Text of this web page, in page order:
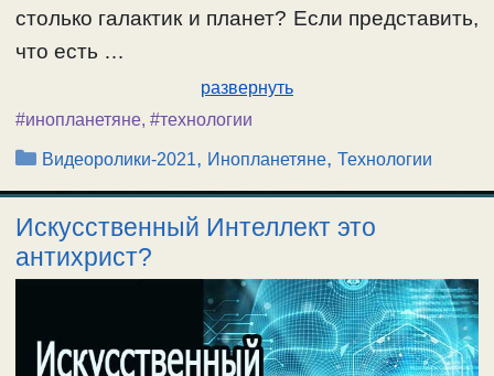
столько галактик и планет? Если представить,
что есть …
развернуть
#инопланетяне, #технологии
Рубрики
Видеоролики-2021, Инопланетяне,Технологии
Искусственный Интеллект это
антихрист?